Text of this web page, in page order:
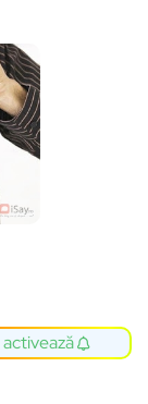
activează